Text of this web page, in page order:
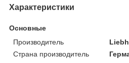
Характеристики
Основные
Производитель
Страна производитель